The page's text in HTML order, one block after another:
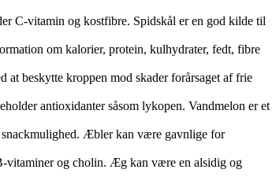
C-vitamin og kostfibre. Spidskål er en god kilde til
om kalorier, protein, kulhydrater, fedt, fibre
beskytte kroppen mod skader forårsaget af frie
antioxidanter såsom lykopen. Vandmelon er et
Æbler kan være gavnlige for
vitaminer og cholin. Æg kan være en alsidig og